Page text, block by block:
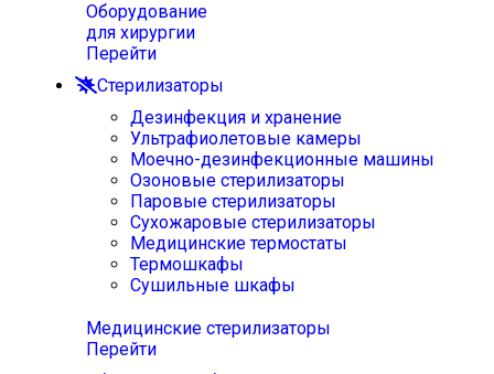
Оборудование
для хирургии
Перейти
Стерилизаторы
Дезинфекция и хранение
Ультрафиолетовые камеры
Моечно-дезинфекционные машины
Озоновые стерилизаторы
Паровые стерилизаторы
Сухожаровые стерилизаторы
Медицинские термостаты
Термошкафы
Сушильные шкафы
Медицинские стерилизаторы
Перейти